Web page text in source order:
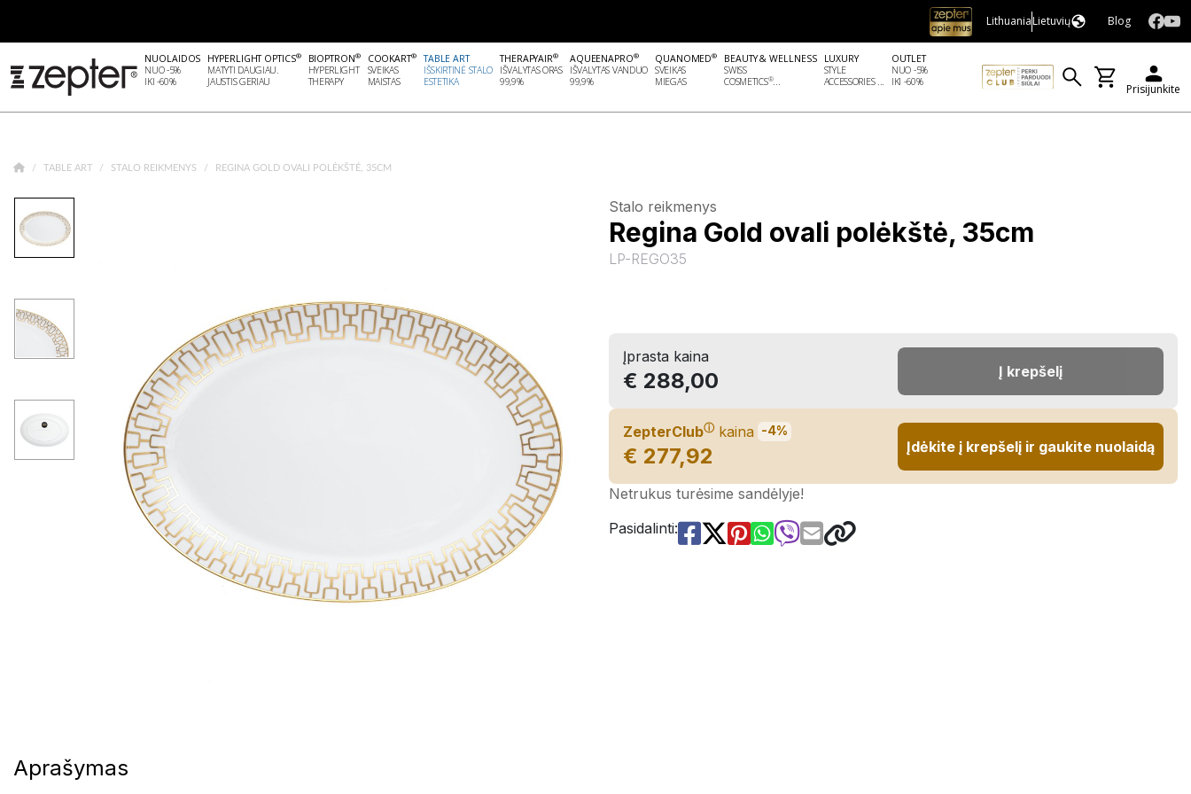
LithuaniaLietuvių Blog
NUOLAIDOS
NUO -5%
IKI -60%
HYPERLIGHT OPTICS®
MATYTI DAUGIAU.
JAUSTIS GERIAU
BIOPTRON®
HYPERLIGHT
THERAPY
COOKART®
SVEIKAS
MAISTAS
TABLE ART
IŠSKIRTINĖ STALO
ESTETIKA
THERAPYAIR®
IŠVALYTAS ORAS
99,9%
AQUEENAPRO®
IŠVALYTAS VANDUO
99,9%
QUANOMED®
SVEIKAS
MIEGAS
BEAUTY & WELLNESS
SWISS
COSMETICS®...
LUXURY
STYLE
ACCESSORIES ...
OUTLET
NUO -5%
IKI -60%
Prisijunkite
TABLE ART STALO REIKMENYS REGINA GOLD OVALI POLĖKŠTĖ, 35CM
Stalo reikmenys
Regina Gold ovali polėkštė, 35cm
LP-REGO35
Įprasta kaina
€ 288,00 Į krepšelį
ZepterClubⓘ kaina -4%
€ 277,92 Įdėkite į krepšelį ir gaukite nuolaidą
Netrukus turėsime sandėlyje!
Pasidalinti:
Aprašymas